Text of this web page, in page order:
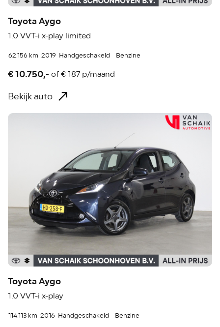
Toyota Aygo
1.0 VVT-i x-play limited
62.156 km 2019 Handgeschakeld Benzine
€ 10.750,- of€ 187 p/maand
Bekijk auto
Toyota Aygo
1.0 VVT-i x-play
114.113 km 2016 Handgeschakeld Benzine